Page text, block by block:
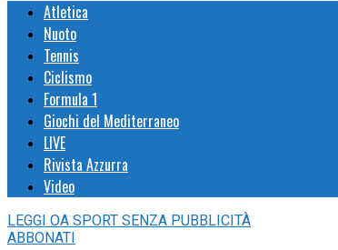
Atletica
Nuoto
Tennis
Ciclismo
Formula 1
Giochi del Mediterraneo
LIVE
Rivista Azzurra
Video
LEGGI OA SPORT SENZA PUBBLICITÀ
ABBONATI